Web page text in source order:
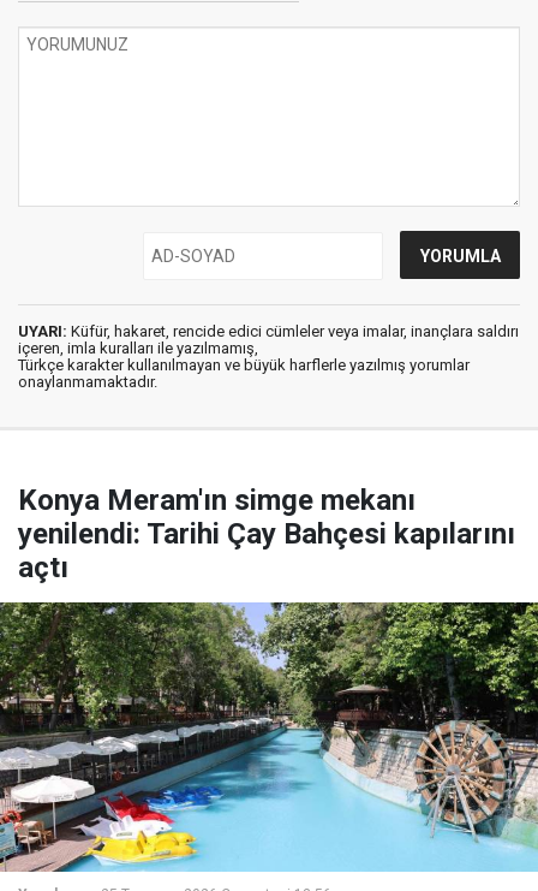
UYARI: Küfür, hakaret, rencide edici cümleler veya imalar, inançlara saldırı
içeren, imla kuralları ile yazılmamış,
Türkçe karakter kullanılmayan ve büyük harflerle yazılmış yorumlar
onaylanmamaktadır.
Konya Meram'ın simge mekanı
yenilendi: Tarihi Çay Bahçesi kapılarını
açtı